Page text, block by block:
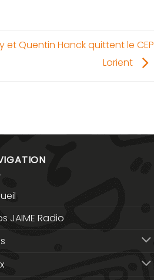
et Quentin Hanck quittent le CEP
Lorient
JAIME Radio